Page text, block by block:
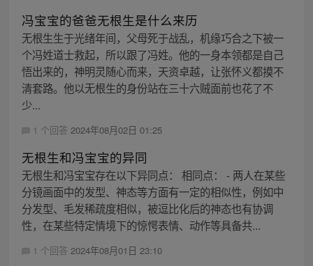
冯宝宝的爸爸无根生是什么来历
无根生生于光绪年间，父母死于战乱，机缘巧合之下被一
个冯姓道士救起，所以跟了冯姓。他的一身本领都是自己
悟出来的，神明灵随心而来，天资卓越，让张怀义都摸不
清套路。他以无根生的身份站在三十六贼面前也花了不
少...
1 个回答 2024年08月02日 01:25
无根生和冯宝宝的异同
无根生和冯宝宝存在以下异同点： 相同点： - 两人在某些
分镜画面中的发型、神态等方面有一定的相似性，例如中
分发型、毛发稀疏度相似，被逗比化后的神态也有协调
性，在某些特定情境下的惊愕表情、动作等具备共...
1 个回答 2024年08月01日 23:10